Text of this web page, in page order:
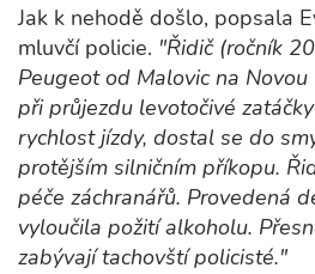
Jak k nehodě došlo, popsala
mluvčí policie. "Řidič (ročník
Peugeot od Malovic na
při průjezdu levotočivé
rychlost jízdy, dostal se do
protějším silničním příkopu.
péče záchranářů. Provedená
vyloučila požití alkoholu.
zabývají tachovští policisté."